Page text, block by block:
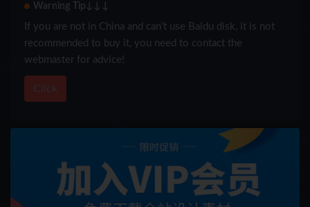
Warning Tip↓↓↓
If you are not in China and can’t use Baidu disk, it is not
recommended to buy it, you need to contact the
webmaster for advice!
Click